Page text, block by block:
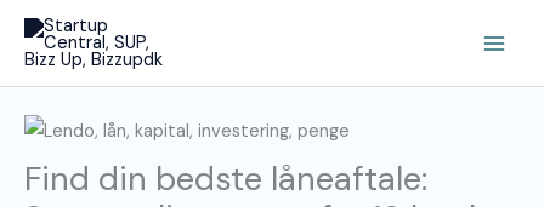
indholdet
Find din bedste låneaftale: